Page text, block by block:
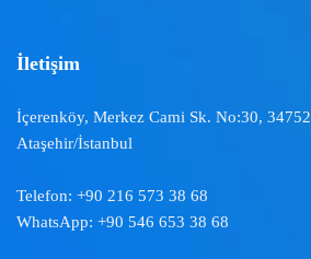
İletişim
İçerenköy, Merkez Cami Sk. No:30, 34752
Ataşehir/İstanbul
Telefon: +90 216 573 38 68
WhatsApp: +90 546 653 38 68